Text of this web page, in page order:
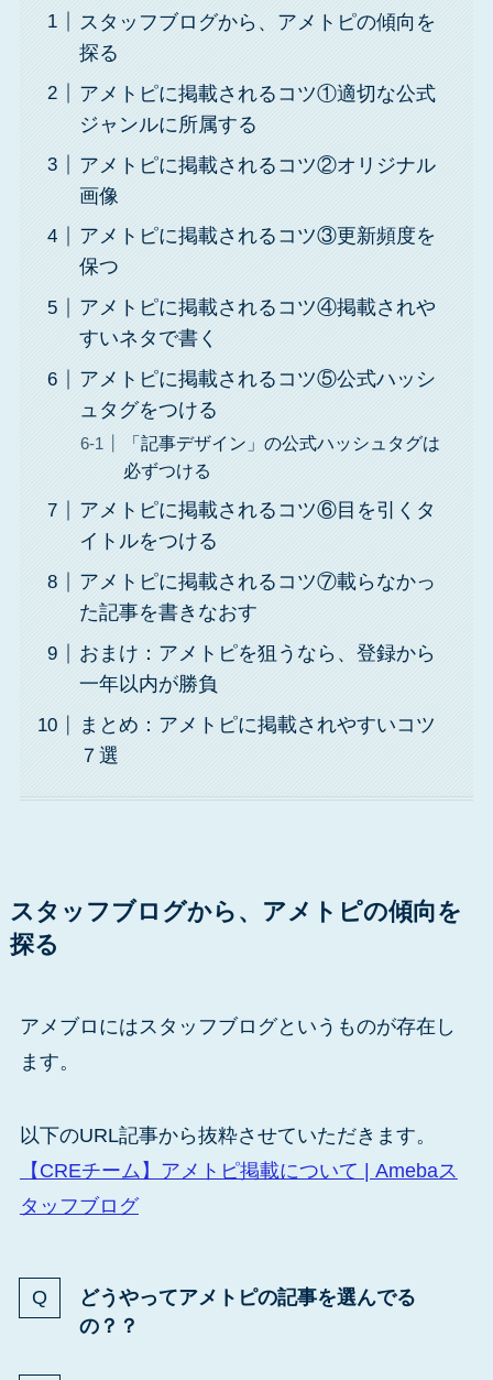
スタッフブログから、アメトピの傾向を
探る
アメトピに掲載されるコツ①適切な公式
ジャンルに所属する
アメトピに掲載されるコツ②オリジナル
画像
アメトピに掲載されるコツ③更新頻度を
保つ
アメトピに掲載されるコツ④掲載されや
すいネタで書く
アメトピに掲載されるコツ⑤公式ハッシ
ュタグをつける
「記事デザイン」の公式ハッシュタグは
必ずつける
アメトピに掲載されるコツ⑥目を引くタ
イトルをつける
アメトピに掲載されるコツ⑦載らなかっ
た記事を書きなおす
おまけ：アメトピを狙うなら、登録から
一年以内が勝負
まとめ：アメトピに掲載されやすいコツ
７選
スタッフブログから、アメトピの傾向を
探る
アメブロにはスタッフブログというものが存在し
ます。
以下のURL記事から抜粋させていただきます。
【CREチーム】アメトピ掲載について | Amebaス
タッフブログ
どうやってアメトピの記事を選んでる
の？？